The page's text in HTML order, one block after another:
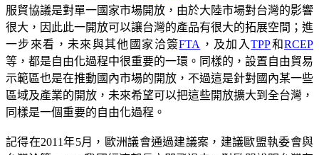
服貿協議是對單一國家市場開放，由於大陸市場對台灣的影響
很大，因此此一開放可以讓台灣的產品有很大的拓展空間；進
一步來看，未來與其他國家洽簽FTA ，及加入TPP和RCEP
等，都是自由化過程中很重要的一環。同樣的，設置自由貿易
示範區也是在推動國內市場的開放，不過這是針對國內某一些
區域及產業的開放，未來希望可以把這些開放擴大到全台灣，
同樣是一個重要的自由化過程。
記得在2011年5月，歐洲議會通過建議案，建議歐盟執委會與